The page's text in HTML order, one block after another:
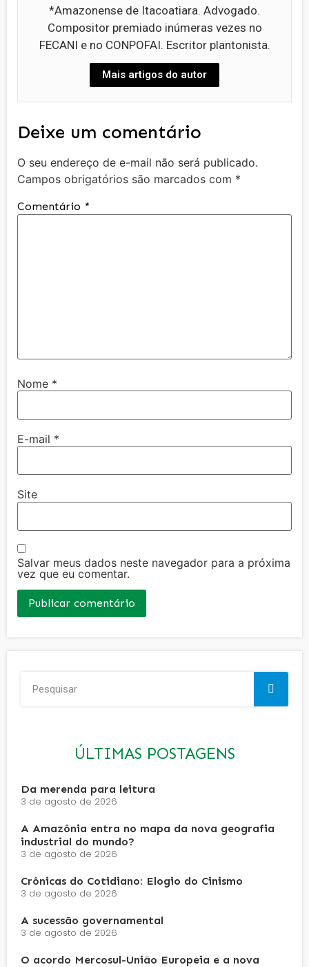
*Amazonense de Itacoatiara. Advogado.
Compositor premiado inúmeras vezes no
FECANI e no CONPOFAI. Escritor plantonista.
Mais artigos do autor
Deixe um comentário
O seu endereço de e-mail não será publicado.
Campos obrigatórios são marcados com *
Comentário *
Nome *
E-mail *
Site
Salvar meus dados neste navegador para a próxima
vez que eu comentar.
ÚLTIMAS POSTAGENS
Da merenda para leitura
3 de agosto de 2026
A Amazônia entra no mapa da nova geografia
industrial do mundo?
3 de agosto de 2026
Crônicas do Cotidiano: Elogio do Cinismo
3 de agosto de 2026
A sucessão governamental
3 de agosto de 2026
O acordo Mercosul-União Europeia e a nova